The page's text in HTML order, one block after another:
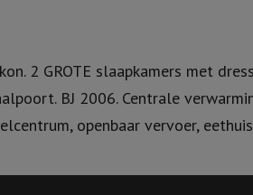
2 GROTE slaapkamers met
BJ 2006. Centrale
openbaar vervoer,